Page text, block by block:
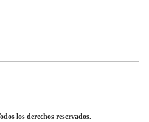
los derechos reservados.